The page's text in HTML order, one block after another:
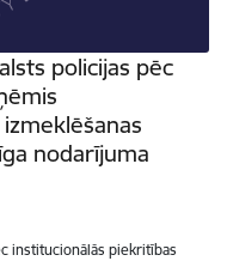
policijas pēc
nodarījuma
institucionālās piekritības